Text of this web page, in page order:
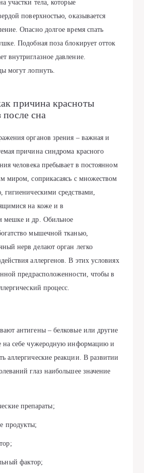
участки тела, которые
поверхностью, оказывается
Опасно долгое время спать
Подобная поза блокирует отток
внутриглазное давление.
могут лопнуть.
причина красноты
после сна
органов зрения – важная и
причина синдрома красного
человека пребывает в постоянном
миром, соприкасаясь с множеством
гигиеническими средствами,
на коже и в
мешке и др. Обильное
мышечной тканью,
нерв делают орган легко
аллергенов. В этих условиях
предрасположенности, чтобы в
процесс.
антигены – белковые или другие
на себе чужеродную информацию и
аллергические реакции. В развитии
глаз наибольшее значение
препараты;
продукты;
фактор;